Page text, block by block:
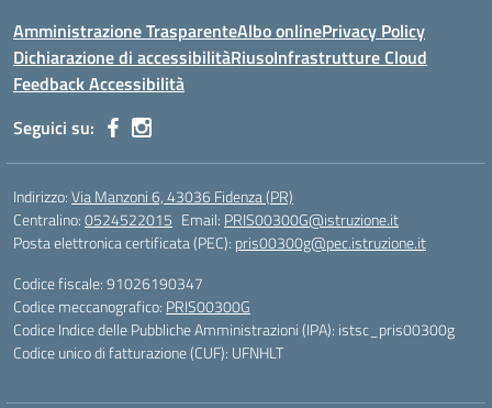
Amministrazione TrasparenteAlbo onlinePrivacy Policy
Dichiarazione di accessibilitàRiusoInfrastrutture Cloud
Feedback Accessibilità
Seguici su:
Indirizzo:Via Manzoni 6, 43036 Fidenza (PR)
Centralino:0524522015 Email: PRIS00300G@istruzione.it
Posta elettronica certificata (PEC): pris00300g@pec.istruzione.it
Codice fiscale: 91026190347
Codice meccanografico: PRIS00300G
Codice Indice delle Pubbliche Amministrazioni (IPA): istsc_pris00300g
Codice unico di fatturazione (CUF): UFNHLT